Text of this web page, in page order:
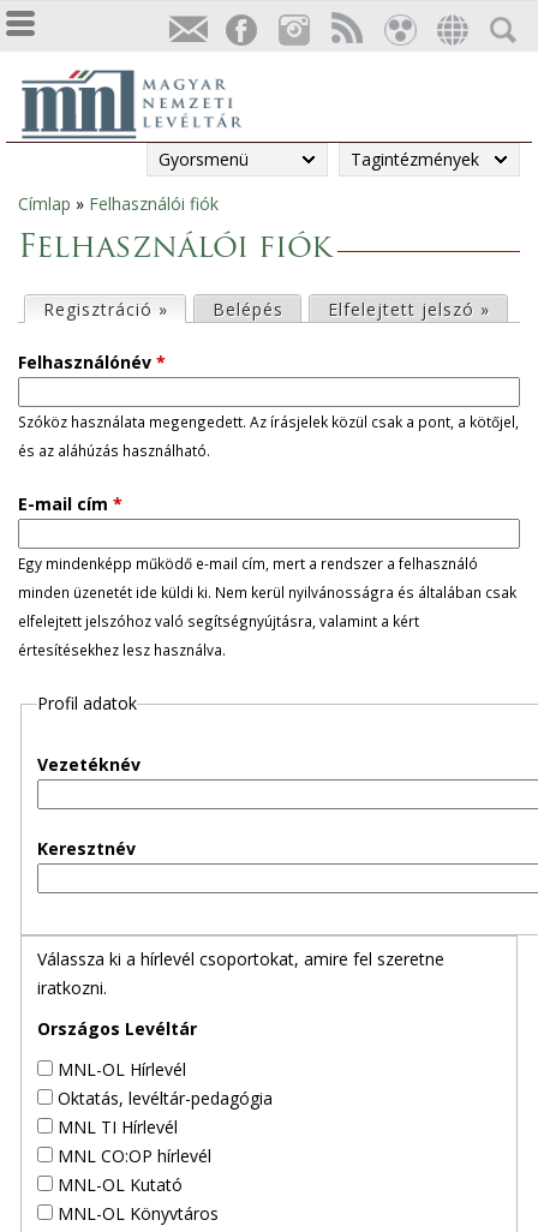
Gyorsmenü Tagintézmények
Jelenlegi
hely
Címlap » Felhasználói fiók
Felhasználói fiók
l
s
ő
d
l
e
g
e
Regisztráció » (aktív fül)
Belépés Elfelejtett jelszó »
Felhasználónév *
Szóköz használata megengedett. Az írásjelek közül csak a pont, a kötőjel,
és az aláhúzás használható.
E-mail cím *
Egy mindenképp működő e-mail cím, mert a rendszer a felhasználó
minden üzenetét ide küldi ki. Nem kerül nyilvánosságra és általában csak
elfelejtett jelszóhoz való segítségnyújtásra, valamint a kért
értesítésekhez lesz használva.
Profil adatok
Vezetéknév
Keresztnév
Válassza ki a hírlevél csoportokat, amire fel szeretne
iratkozni.
Országos Levéltár
MNL-OL Hírlevél
Oktatás, levéltár-pedagógia
MNL TI Hírlevél
MNL CO:OP hírlevél
MNL-OL Kutató
MNL-OL Könyvtáros